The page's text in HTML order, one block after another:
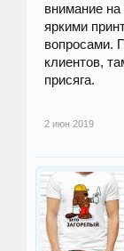
внимание
яркими
вопросами.
клиентов,
присяга.
2 июн 2019